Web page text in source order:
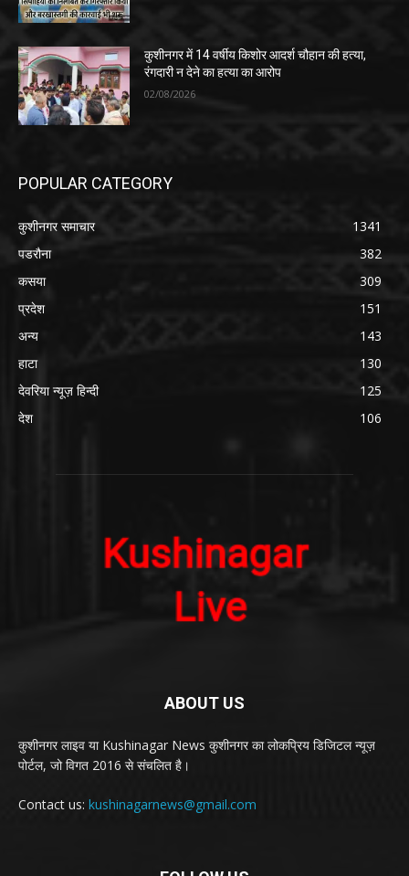
कुशीनगर में 14 वर्षीय किशोर आदर्श चौहान की हत्या,
रंगदारी न देने का हत्या का आरोप
02/08/2026
POPULAR CATEGORY
कुशीनगर समाचार
1341
पडरौना
382
कसया
309
प्रदेश
151
अन्य
143
हाटा
130
देवरिया न्यूज़ हिन्दी
125
देश
106
ABOUT US
कुशीनगर लाइव या Kushinagar News कुशीनगर का लोकप्रिय डिजिटल न्यूज़
पोर्टल, जो विगत 2016 से संचलित है।
Contact us: kushinagarnews@gmail.com